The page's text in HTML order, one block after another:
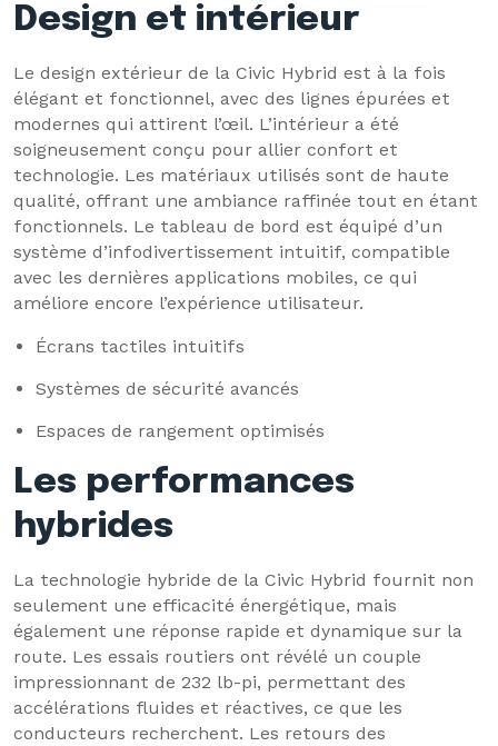
Design et intérieur
Le design extérieur de la Civic Hybrid est à la fois
élégant et fonctionnel, avec des lignes épurées et
modernes qui attirent l’œil. L’intérieur a été
soigneusement conçu pour allier confort et
technologie. Les matériaux utilisés sont de haute
qualité, offrant une ambiance raffinée tout en étant
fonctionnels. Le tableau de bord est équipé d’un
système d’infodivertissement intuitif, compatible
avec les dernières applications mobiles, ce qui
améliore encore l’expérience utilisateur.
Écrans tactiles intuitifs
Systèmes de sécurité avancés
Espaces de rangement optimisés
Les performances
hybrides
La technologie hybride de la Civic Hybrid fournit non
seulement une efficacité énergétique, mais
également une réponse rapide et dynamique sur la
route. Les essais routiers ont révélé un couple
impressionnant de 232 lb-pi, permettant des
accélérations fluides et réactives, ce que les
conducteurs recherchent. Les retours des